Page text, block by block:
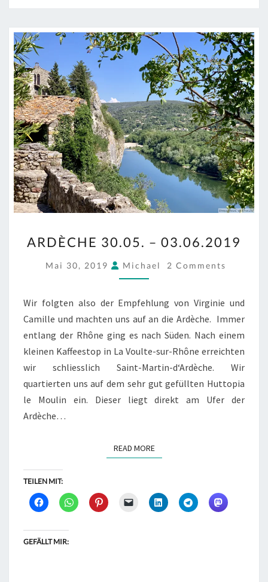
30.05.
–
03.06.2019
ARDÈCHE 30.05. – 03.06.2019
Mai 30, 2019 Michael COMMENTS
2 Comments
Wir folgten also der Empfehlung von Virginie und
Camille und machten uns auf an die Ardèche. Immer
entlang der Rhône ging es nach Süden. Nach einem
kleinen Kaffeestop in La Voulte-sur-Rhône erreichten
wir schliesslich Saint-Martin-d‘Ardèche. Wir
quartierten uns auf dem sehr gut gefüllten Huttopia
le Moulin ein. Dieser liegt direkt am Ufer der
Ardèche…
READ MOREREAD MORE
TEILEN MIT:
GEFÄLLT MIR: